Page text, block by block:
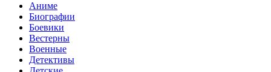
Аниме
Биографии
Боевики
Вестерны
Военные
Детективы